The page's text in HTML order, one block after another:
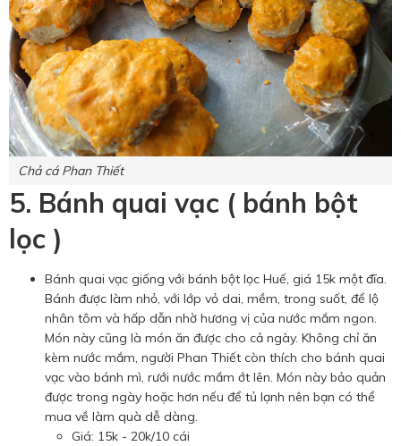
Chả cá Phan Thiết
5. Bánh quai vạc ( bánh bột
lọc )
Bánh quai vạc giống với bánh bột lọc Huế, giá 15k một đĩa.
Bánh được làm nhỏ, với lớp vỏ dai, mềm, trong suốt, để lộ
nhân tôm và hấp dẫn nhờ hương vị của nước mắm ngon.
Món này cũng là món ăn được cho cả ngày. Không chỉ ăn
kèm nước mắm, người Phan Thiết còn thích cho bánh quai
vạc vào bánh mì, rưới nước mắm ớt lên. Món này bảo quản
được trong ngày hoặc hơn nếu để tủ lạnh nên bạn có thể
mua về làm quà dễ dàng.
Giá: 15k - 20k/10 cái